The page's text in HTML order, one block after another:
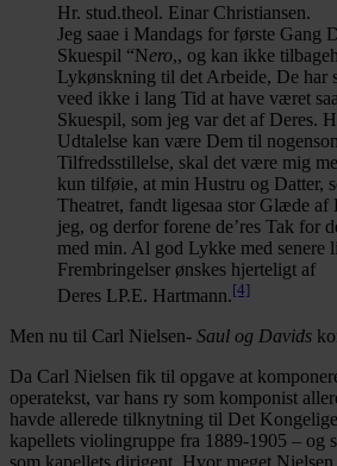
Hr. stud.theol. Einar Christiansen.
Jeg saae i Mandags for første Gang
Skuespil “Nero,, og kan ikke
Lykønskning til det Arbeide, De har
veed ikke i lang Tid at have været
Skuespil, som jeg var det af Deres.
Udtalelse kan være Dem til
Tilfredsstillelse, skal det være mig
kun tilføie, at min Hustru og Datter,
Theatret, fandt ligesaa stor Glæde af
jeg, og derfor forene de’res Tak for
med min. Al god Lykke med senere
Frembringelser ønskes hjerteligt af
Deres LP.E. Hartmann.[4]
Men nu til Carl Nielsen- Saul og Davids
Da Carl Nielsen fik til opgave at
operatekst, var hans ry som komponist
havde allerede tilknytning til Det
kapellets violingruppe fra 1889-1905 – og
som kapellets dirigent. Hvor meget